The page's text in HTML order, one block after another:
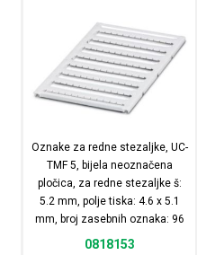
Oznake za redne stezaljke, UC-
TMF 5, bijela neoznačena
pločica, za redne stezaljke š:
5.2 mm, polje tiska: 4.6 x 5.1
mm, broj zasebnih oznaka: 96
0818153